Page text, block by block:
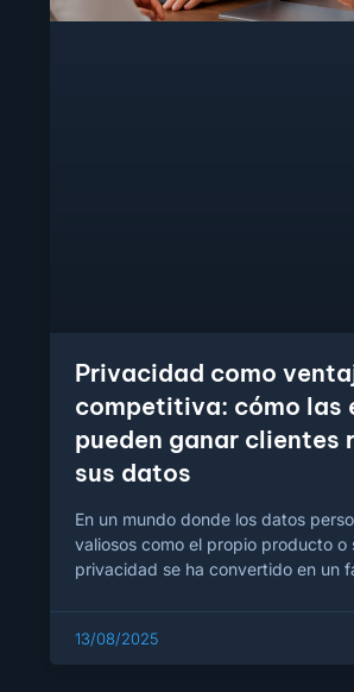
Privacidad como
competitiva: cómo las
pueden ganar clientes
sus datos
En un mundo donde los datos
valiosos como el propio producto o
privacidad se ha convertido en un
13/08/2025